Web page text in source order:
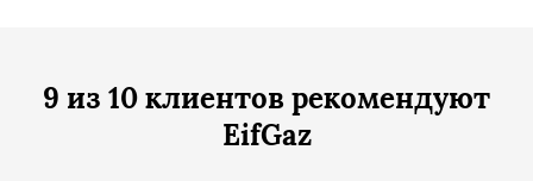
9 из 10 клиентов рекомендуют
EifGaz